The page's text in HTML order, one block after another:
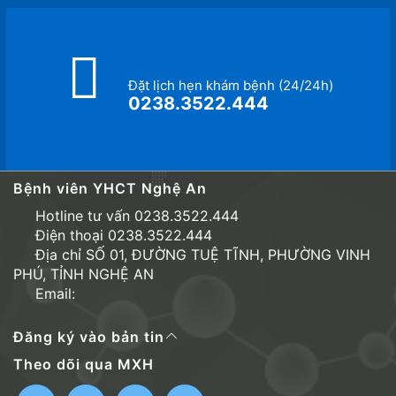
Đặt lịch hẹn khám bệnh (24/24h)
0238.3522.444
Bệnh viên YHCT Nghệ An
Hotline tư vấn 0238.3522.444
Điện thoại 0238.3522.444
Địa chỉ SỐ 01, ĐƯỜNG TUỆ TĨNH, PHƯỜNG VINH
PHÚ, TỈNH NGHỆ AN
Email:
Đăng ký vào bản tin
Theo dõi qua MXH